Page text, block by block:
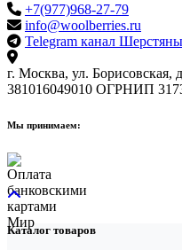
+7(977)968-27-79
info@woolberries.ru
Telegram канал
г. Москва, ул. Борисовская,
381016049010 ОГРНИП
Мы принимаем:
Каталог товаров